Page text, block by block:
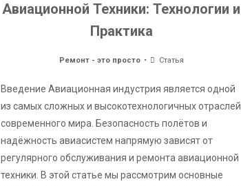
Авиационной Техники: Технологии и
Практика
Ремонт - это просто Статья
Введение Авиационная индустрия является одной
из самых сложных и высокотехнологичных отраслей
современного мира. Безопасность полётов и
надёжность авиасистем напрямую зависят от
регулярного обслуживания и ремонта авиационной
техники. В этой статье мы рассмотрим основные